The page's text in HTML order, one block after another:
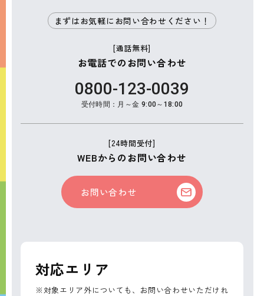
まずはお気軽にお問い合わせください！
[通話無料]
お電話でのお問い合わせ
0800-123-0039
受付時間：月～金 9:00～18:00
[24時間受付]
WEBからのお問い合わせ
お問い合わせ
対応エリア
※対象エリア外についても、お問い合わせいただけれ